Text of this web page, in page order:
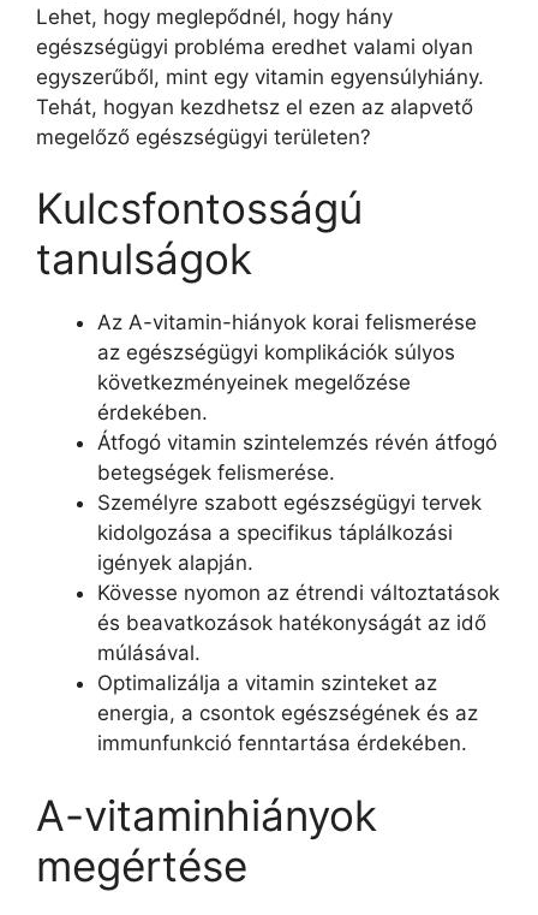
Lehet, hogy meglepődnél, hogy hány
egészségügyi probléma eredhet valami olyan
egyszerűből, mint egy vitamin egyensúlyhiány.
Tehát, hogyan kezdhetsz el ezen az alapvető
megelőző egészségügyi területen?
Kulcsfontosságú
tanulságok
Az A-vitamin-hiányok korai felismerése
az egészségügyi komplikációk súlyos
következményeinek megelőzése
érdekében.
Átfogó vitamin szintelemzés révén átfogó
betegségek felismerése.
Személyre szabott egészségügyi tervek
kidolgozása a specifikus táplálkozási
igények alapján.
Kövesse nyomon az étrendi változtatások
és beavatkozások hatékonyságát az idő
múlásával.
Optimalizálja a vitamin szinteket az
energia, a csontok egészségének és az
immunfunkció fenntartása érdekében.
A-vitaminhiányok
megértése